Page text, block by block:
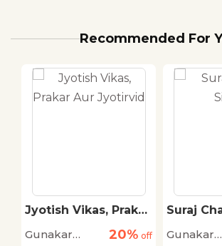
Recommended For
Jyotish Vikas, Prakar
Gunakar
20% off
Suraj
Gunakar